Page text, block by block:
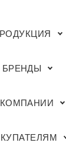
БРЕНДЫ